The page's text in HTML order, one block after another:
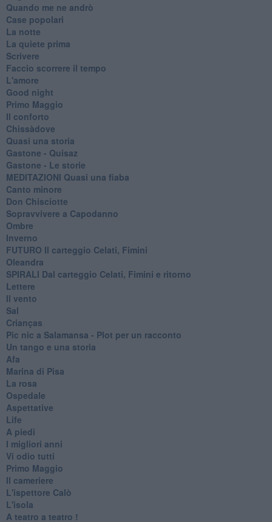
Quando me ne andrò
Case popolari
La notte
La quiete prima
Scrivere
Faccio scorrere il tempo
L'amore
Good night
Primo Maggio
Il conforto
Chissàdove
Quasi una storia
Gastone - Quisaz
Gastone - Le storie
MEDITAZIONI Quasi una fiaba
Canto minore
Don Chisciotte
Sopravvivere a Capodanno
Ombre
Inverno
FUTURO Il carteggio Celati, Fimini
Oleandra
SPIRALI Dal carteggio Celati, Fimini e ritorno
Lettere
Il vento
Sal
Crianças
Pic nic a Salamansa - Plot per un racconto
Un tango e una storia
Afa
Marina di Pisa
La rosa
Ospedale
Aspettative
Life
A piedi
I migliori anni
Vi odio tutti
Primo Maggio
Il cameriere
L'ispettore Calò
L'isola
A teatro a teatro !